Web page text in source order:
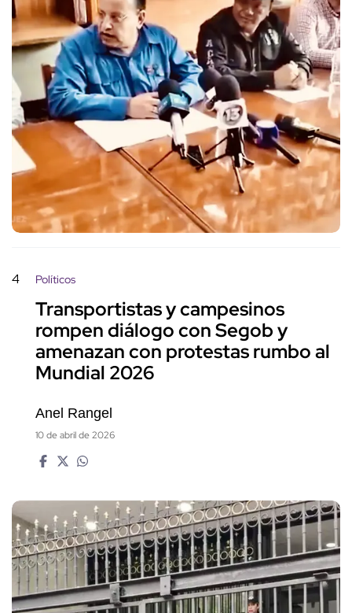
4 Políticos
Transportistas y campesinos
rompen diálogo con Segob y
amenazan con protestas rumbo al
Mundial 2026
Anel Rangel
10 de abril de 2026